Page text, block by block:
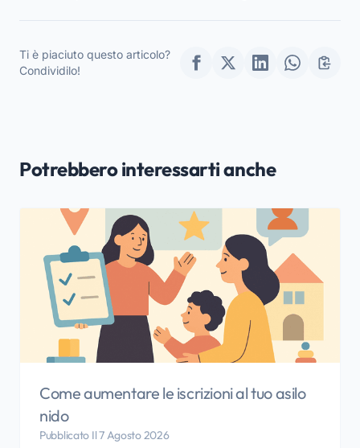
Ti è piaciuto questo articolo?
Condividilo!
Potrebbero interessarti anche
Come aumentare le iscrizioni al tuo asilo
nido
Pubblicato Il 7 Agosto 2026